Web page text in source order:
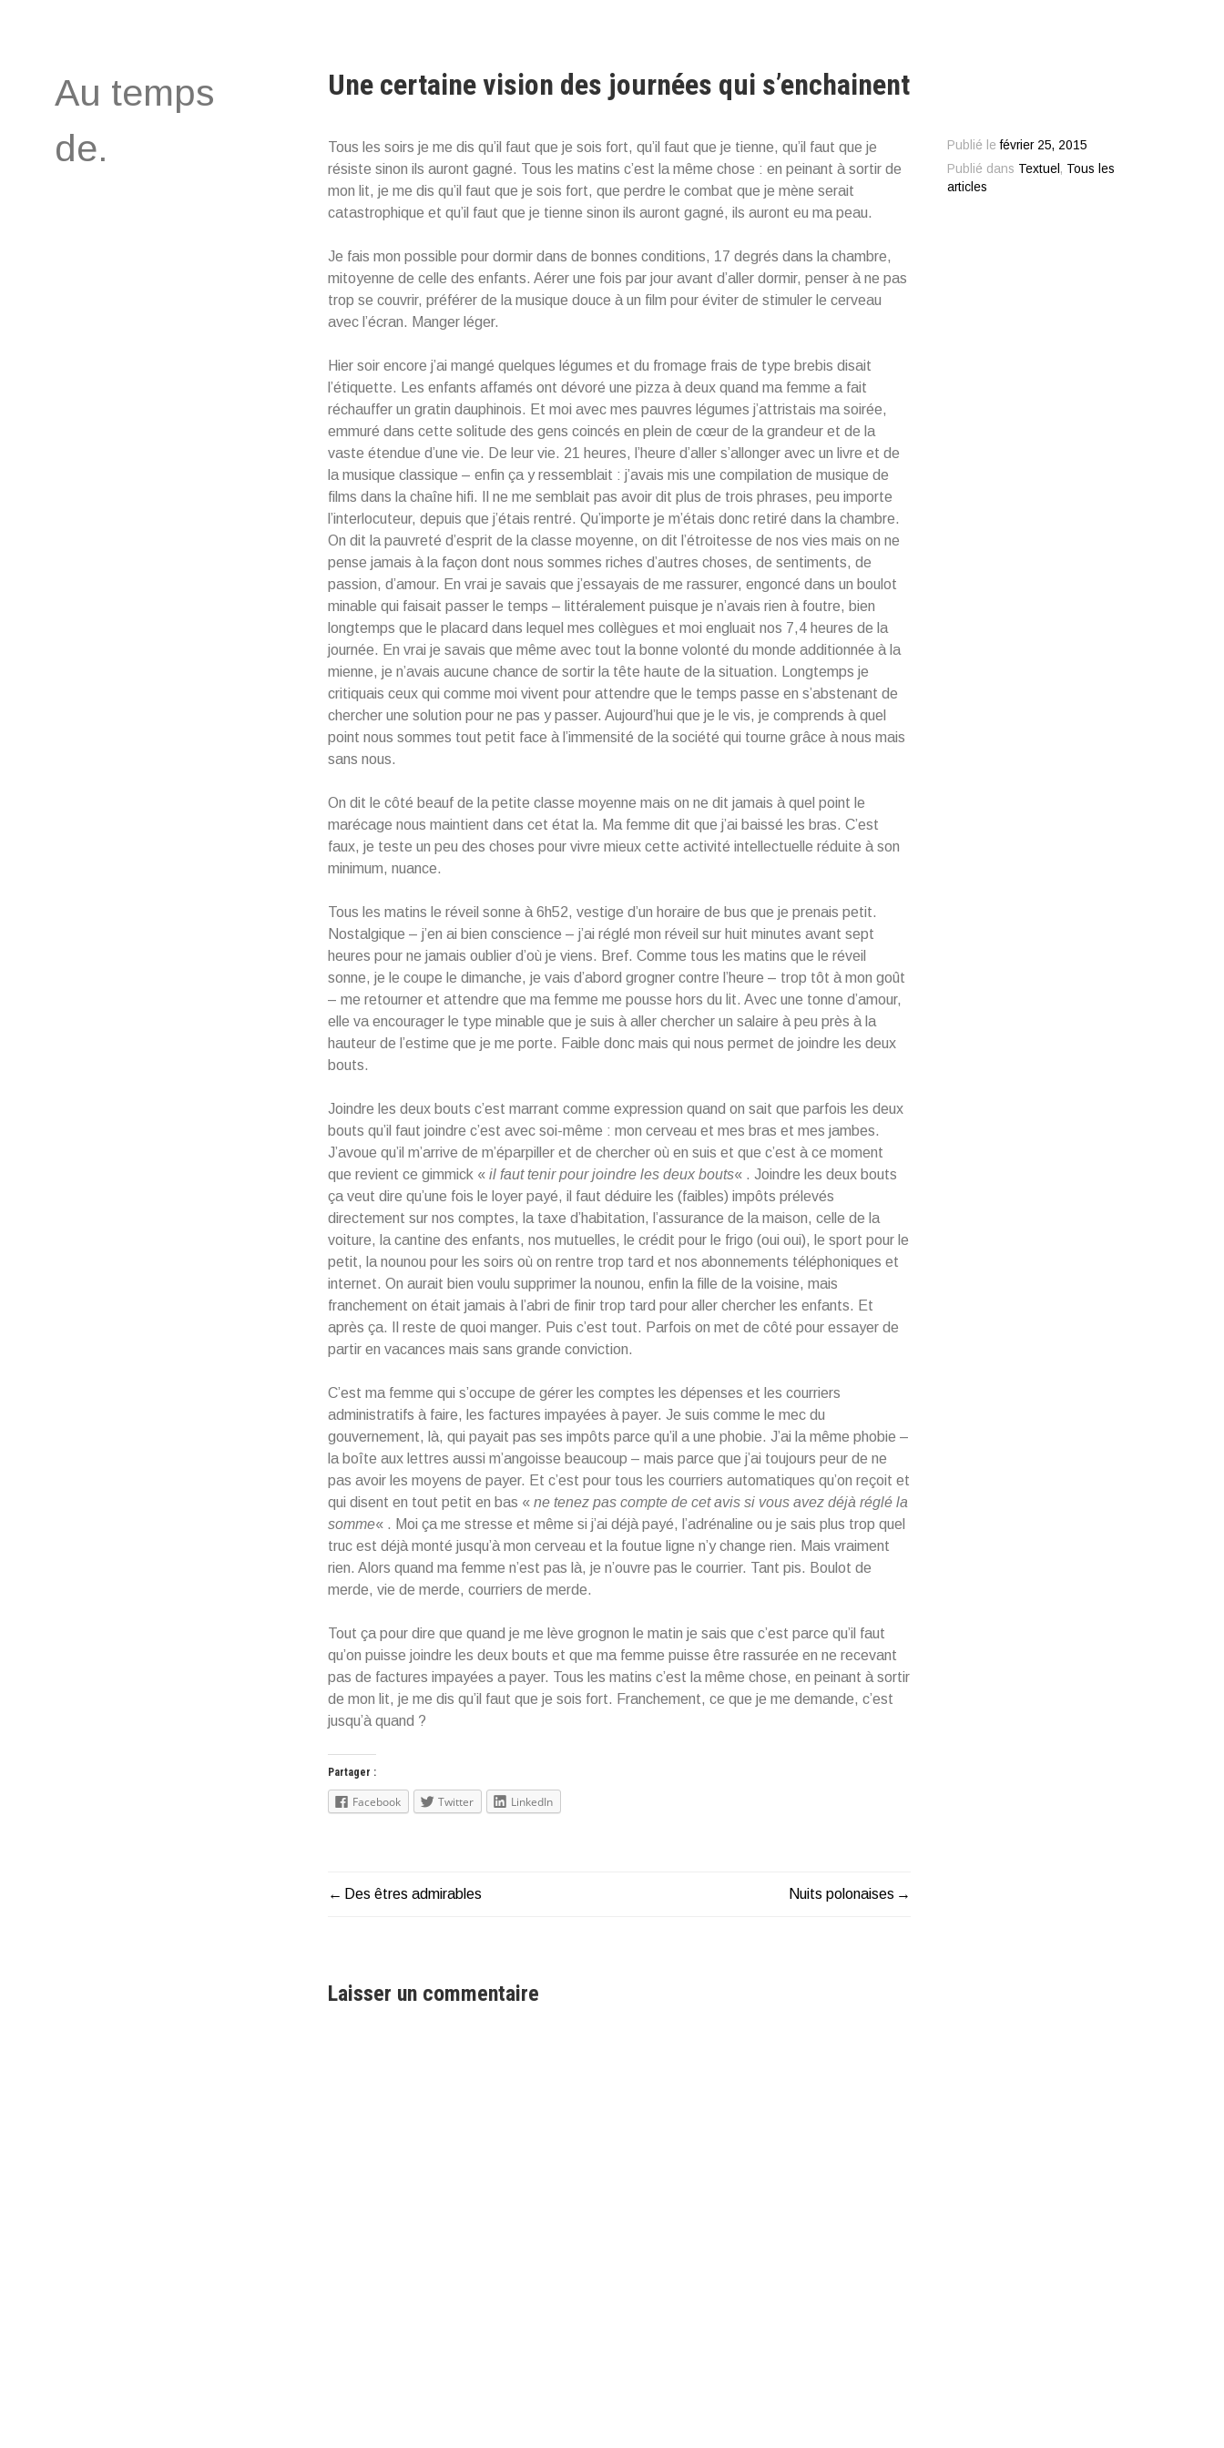
Au temps
de.
Une certaine vision des journées qui s’enchainent
Tous les soirs je me dis qu’il faut que je sois fort, qu’il faut que je tienne, qu’il faut que je
résiste sinon ils auront gagné. Tous les matins c’est la même chose : en peinant à sortir de
mon lit, je me dis qu’il faut que je sois fort, que perdre le combat que je mène serait
catastrophique et qu’il faut que je tienne sinon ils auront gagné, ils auront eu ma peau.
Je fais mon possible pour dormir dans de bonnes conditions, 17 degrés dans la chambre,
mitoyenne de celle des enfants. Aérer une fois par jour avant d’aller dormir, penser à ne pas
trop se couvrir, préférer de la musique douce à un film pour éviter de stimuler le cerveau
avec l’écran. Manger léger.
Hier soir encore j’ai mangé quelques légumes et du fromage frais de type brebis disait
l’étiquette. Les enfants affamés ont dévoré une pizza à deux quand ma femme a fait
réchauffer un gratin dauphinois. Et moi avec mes pauvres légumes j’attristais ma soirée,
emmuré dans cette solitude des gens coincés en plein de cœur de la grandeur et de la
vaste étendue d’une vie. De leur vie. 21 heures, l’heure d’aller s’allonger avec un livre et de
la musique classique – enfin ça y ressemblait : j’avais mis une compilation de musique de
films dans la chaîne hifi. Il ne me semblait pas avoir dit plus de trois phrases, peu importe
l’interlocuteur, depuis que j’étais rentré. Qu’importe je m’étais donc retiré dans la chambre.
On dit la pauvreté d’esprit de la classe moyenne, on dit l’étroitesse de nos vies mais on ne
pense jamais à la façon dont nous sommes riches d’autres choses, de sentiments, de
passion, d’amour. En vrai je savais que j’essayais de me rassurer, engoncé dans un boulot
minable qui faisait passer le temps – littéralement puisque je n’avais rien à foutre, bien
longtemps que le placard dans lequel mes collègues et moi engluait nos 7,4 heures de la
journée. En vrai je savais que même avec tout la bonne volonté du monde additionnée à la
mienne, je n’avais aucune chance de sortir la tête haute de la situation. Longtemps je
critiquais ceux qui comme moi vivent pour attendre que le temps passe en s’abstenant de
chercher une solution pour ne pas y passer. Aujourd’hui que je le vis, je comprends à quel
point nous sommes tout petit face à l’immensité de la société qui tourne grâce à nous mais
sans nous.
On dit le côté beauf de la petite classe moyenne mais on ne dit jamais à quel point le
marécage nous maintient dans cet état la. Ma femme dit que j’ai baissé les bras. C’est
faux, je teste un peu des choses pour vivre mieux cette activité intellectuelle réduite à son
minimum, nuance.
Tous les matins le réveil sonne à 6h52, vestige d’un horaire de bus que je prenais petit.
Nostalgique – j’en ai bien conscience – j’ai réglé mon réveil sur huit minutes avant sept
heures pour ne jamais oublier d’où je viens. Bref. Comme tous les matins que le réveil
sonne, je le coupe le dimanche, je vais d’abord grogner contre l’heure – trop tôt à mon goût
– me retourner et attendre que ma femme me pousse hors du lit. Avec une tonne d’amour,
elle va encourager le type minable que je suis à aller chercher un salaire à peu près à la
hauteur de l’estime que je me porte. Faible donc mais qui nous permet de joindre les deux
bouts.
Joindre les deux bouts c’est marrant comme expression quand on sait que parfois les deux
bouts qu’il faut joindre c’est avec soi-même : mon cerveau et mes bras et mes jambes.
J’avoue qu’il m’arrive de m’éparpiller et de chercher où en suis et que c’est à ce moment
que revient ce gimmick « il faut tenir pour joindre les deux bouts« . Joindre les deux bouts
ça veut dire qu’une fois le loyer payé, il faut déduire les (faibles) impôts prélevés
directement sur nos comptes, la taxe d’habitation, l’assurance de la maison, celle de la
voiture, la cantine des enfants, nos mutuelles, le crédit pour le frigo (oui oui), le sport pour le
petit, la nounou pour les soirs où on rentre trop tard et nos abonnements téléphoniques et
internet. On aurait bien voulu supprimer la nounou, enfin la fille de la voisine, mais
franchement on était jamais à l’abri de finir trop tard pour aller chercher les enfants. Et
après ça. Il reste de quoi manger. Puis c’est tout. Parfois on met de côté pour essayer de
partir en vacances mais sans grande conviction.
C’est ma femme qui s’occupe de gérer les comptes les dépenses et les courriers
administratifs à faire, les factures impayées à payer. Je suis comme le mec du
gouvernement, là, qui payait pas ses impôts parce qu’il a une phobie. J’ai la même phobie –
la boîte aux lettres aussi m’angoisse beaucoup – mais parce que j’ai toujours peur de ne
pas avoir les moyens de payer. Et c’est pour tous les courriers automatiques qu’on reçoit et
qui disent en tout petit en bas « ne tenez pas compte de cet avis si vous avez déjà réglé la
somme« . Moi ça me stresse et même si j’ai déjà payé, l’adrénaline ou je sais plus trop quel
truc est déjà monté jusqu’à mon cerveau et la foutue ligne n’y change rien. Mais vraiment
rien. Alors quand ma femme n’est pas là, je n’ouvre pas le courrier. Tant pis. Boulot de
merde, vie de merde, courriers de merde.
Tout ça pour dire que quand je me lève grognon le matin je sais que c’est parce qu’il faut
qu’on puisse joindre les deux bouts et que ma femme puisse être rassurée en ne recevant
pas de factures impayées a payer. Tous les matins c’est la même chose, en peinant à sortir
de mon lit, je me dis qu’il faut que je sois fort. Franchement, ce que je me demande, c’est
jusqu’à quand ?
Partager :
Facebook Twitter LinkedIn
Publié lefévrier 25, 2015
Publié dans Textuel , Tous les
articles
Navigation
l’article
Des êtres admirables Nuits polonaises
Laisser un commentaire